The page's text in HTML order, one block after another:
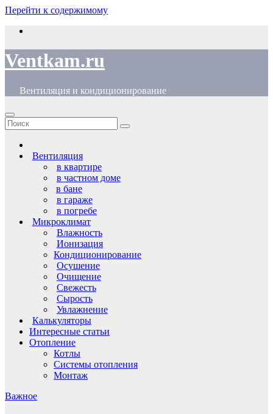
Перейти к содержимому
Ventkam.ru
Вентиляция и кондиционирование
Вентиляция
в квартире
в частном доме
в бане
в гараже
в погребе
Микроклимат
Влажность
Ионизация
Кондиционирование
Осушение
Очищение
Свежесть
Сырость
Увлажнение
Калькуляторы
Интересные статьи
Отопление
Котлы
Системы отопления
Монтаж
Важное